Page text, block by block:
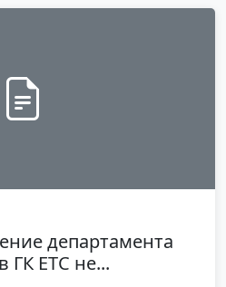
департамента
ГК ЕТС не...